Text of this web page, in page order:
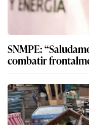
SNMPE:
combatir